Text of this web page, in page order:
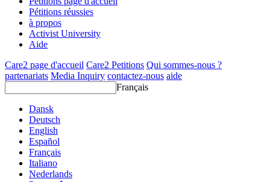
Pétitions réussies
à propos
Activist University
Aide
Care2 page d'accueil Care2 Petitions Qui sommes-nous ?
partenariats Media Inquiry contactez-nous aide
Français
Dansk
Deutsch
English
Español
Français
Italiano
Nederlands